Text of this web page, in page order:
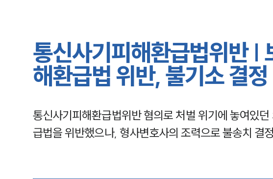
통신사기피해환급법위반 |
해환급법 위반, 불기소 결정
통신사기피해환급법위반 혐의로 처벌 위기에 놓여있
급법을 위반했으나, 형사변호사의 조력으로 불송치 결